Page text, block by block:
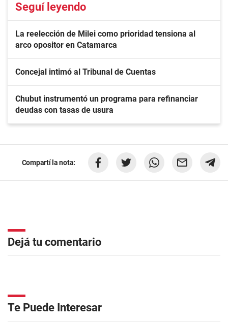
Seguí leyendo
La reelección de Milei como prioridad tensiona al
arco opositor en Catamarca
Concejal intimó al Tribunal de Cuentas
Chubut instrumentó un programa para refinanciar
deudas con tasas de usura
Compartí la nota:
Dejá tu comentario
Te Puede Interesar